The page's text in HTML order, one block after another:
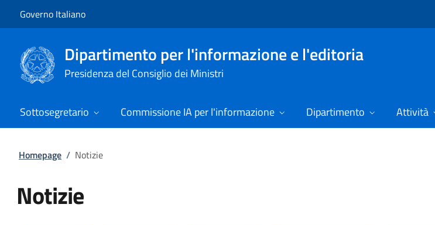
Governo Italiano
Dipartimento per l'informazione e l'editoria
Presidenza del Consiglio dei Ministri
Sottosegretario Commissione IA per l'informazione Dipartimento Attività
Homepage / Notizie
Notizie